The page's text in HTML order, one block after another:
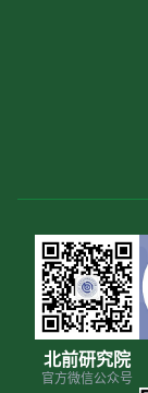
北前研究院
官方微信公众号